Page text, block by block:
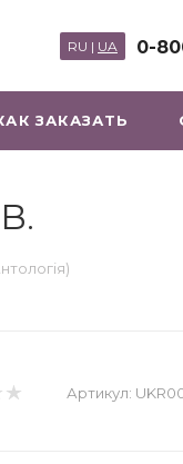
0-
RU | UA
ЗАКАЗАТЬ
Артикул: